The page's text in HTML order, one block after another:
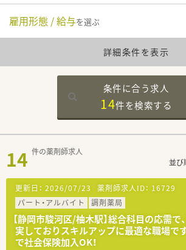
雇用形態 / 給与を選ぶ
詳細条件を表示
条件に合う求人
14件を検索する
14 件の薬剤師求人
並び
更新日： 2026/07/23 薬剤師求人ID： 16729
パート・アルバイト
調剤薬局
【静岡市駿河区/柚木駅】総合科目の応需で
実しておりスキルアップに最適な職場
で社会保険加入OK！